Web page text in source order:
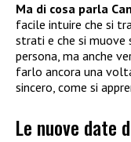
Ma di cosa parla
facile intuire che si
strati e che si muove
persona, ma anche
farlo ancora una
sincero, come si
Le nuove date